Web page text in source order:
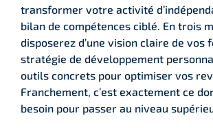
transformer votre activité
bilan de compétences ciblé. En trois
disposerez d’une vision claire de vos
stratégie de développement
outils concrets pour optimiser vos
Franchement, c’est exactement ce
besoin pour passer au niveau